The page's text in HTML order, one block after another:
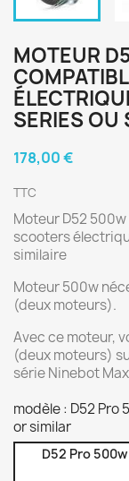
MOTEUR
SERIES OU
178,00 €
TTC
Moteur D52
scooters
similaire
Moteur 500w
(deux moteurs).
Avec ce moteur,
(deux moteurs)
série Ninebot
modèle : D52
or similar
D52 Pro